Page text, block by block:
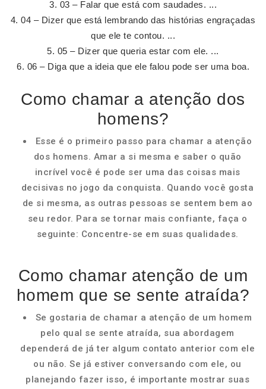
03 – Falar que está com saudades. ...
04 – Dizer que está lembrando das histórias engraçadas
que ele te contou. ...
05 – Dizer que queria estar com ele. ...
06 – Diga que a ideia que ele falou pode ser uma boa.
Como chamar a atenção dos
homens?
Esse é o primeiro passo para chamar a atenção
dos homens. Amar a si mesma e saber o quão
incrível você é pode ser uma das coisas mais
decisivas no jogo da conquista. Quando você gosta
de si mesma, as outras pessoas se sentem bem ao
seu redor. Para se tornar mais confiante, faça o
seguinte: Concentre-se em suas qualidades.
Como chamar atenção de um
homem que se sente atraída?
Se gostaria de chamar a atenção de um homem
pelo qual se sente atraída, sua abordagem
dependerá de já ter algum contato anterior com ele
ou não. Se já estiver conversando com ele, ou
planejando fazer isso, é importante mostrar suas